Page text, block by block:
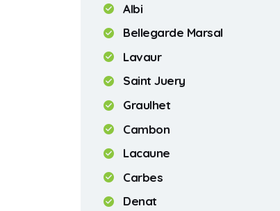
Albi
Bellegarde Marsal
Lavaur
Saint Juery
Graulhet
Cambon
Lacaune
Carbes
Denat